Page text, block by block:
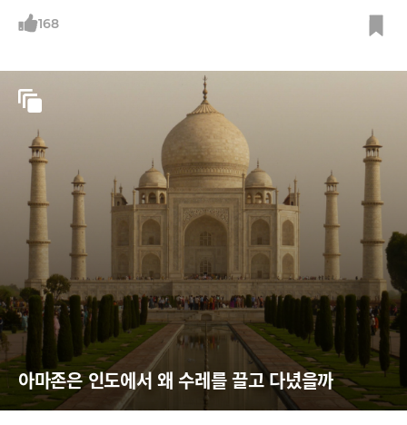
168
아마존은 인도에서 왜 수레를 끌고 다녔을까